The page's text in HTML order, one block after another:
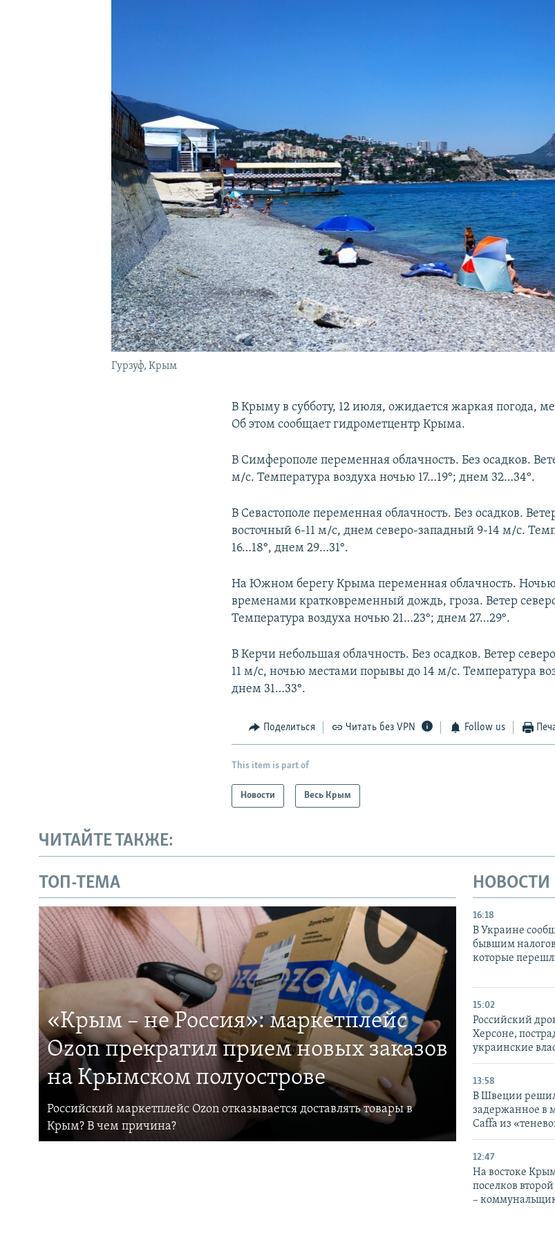
Гурзуф, Крым
В Крыму в субботу, 12 июля, ожидается жаркая погода,
Об этом сообщает гидрометцентр Крыма.
В Симферополе переменная облачность. Без осадков.
м/с. Температура воздуха ночью 17…19°; днем 32…34°.
В Севастополе переменная облачность. Без осадков.
восточный 6-11 м/с, днем северо-западный 9-14 м/с.
16…18°, днем 29…31°.
На Южном берегу Крыма переменная облачность.
временами кратковременный дождь, гроза. Ветер
Температура воздуха ночью 21…23°; днем 27…29°.
В Керчи небольшая облачность. Без осадков. Ветер
11 м/с, ночью местами порывы до 14 м/с. Температура
днем 31…33°.
Поделиться Читать без VPN Follow us
This item is part of
Новости Весь Крым
ЧИТАЙТЕ ТАКЖЕ:
ТОП-ТЕМА
«Крым – не Россия»: маркетплейс
Ozon прекратил прием новых заказов
на Крымском полуострове
Российский маркетплейс Ozon отказывается доставлять товары в
Крым? В чем причина?
НОВОСТИ
16:18
В Украине
бывшим
которые
15:02
Российский
Херсоне,
украинские
13:58
В Швеции
задержанное в
Caffa из
12:47
На востоке
поселков
–